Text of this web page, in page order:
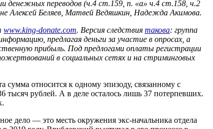
денежных переводов (ч.4 ст.159, п. «а» ч.4 ст.158, ч.2
Алексей Беляев, Матвей Ведяшкин, Надежда Акимова.
www.king-donate.com. Версия следствия такова: группа
предлагая деньги за участие в опросах, а
прибыль. Под предлогами оплаты регистрации
в социальных сетях и на стриминговых
относится к одному эпизоду, связанному с
тысяч рублей. А в деле осталось лишь 37 потерпевших.
дело — это месть окружения экс-начальника отдела